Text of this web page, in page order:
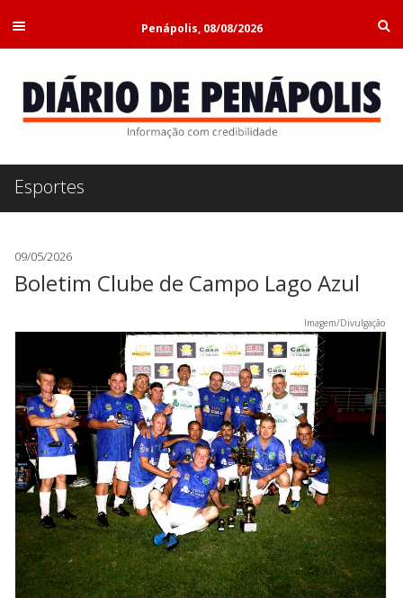
Penápolis, 08/08/2026
Esportes
09/05/2026
Boletim Clube de Campo Lago Azul
Imagem/Divulgação